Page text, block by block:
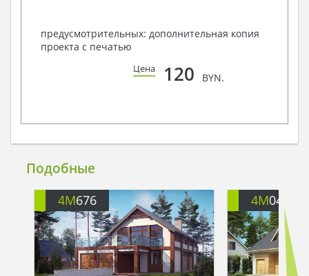
предусмотрительных: дополнительная копия
проекта с печатью
Цена 120 BYN.
Подобные
4M676 4M049